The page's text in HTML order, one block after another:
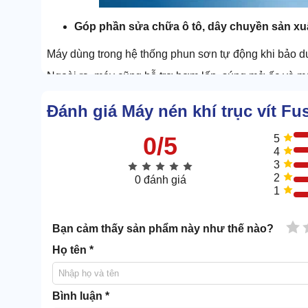
Góp phần sửa chữa ô tô, dây chuyền sản
Máy dùng trong hệ thống phun sơn tự động khi bảo
Ngoài ra, máy cũng hỗ trợ bơm lốp, súng mở ốc và
Cung cấp khí cho dụng cụ cầm tay, hệ
Máy dùng trong lĩnh vực xây dựng chủ yếu cung
ốc, máy cắt kim loại.
Ngoài ra, máy góp phần vận hành hệ thống phun
Đánh giá Máy nén khí trục vít
0/5
0 đánh giá
5
4
3
2
1
Bạn cảm thấy sản phẩm này như thế nào? 1
Họ tên *
Bình luận *